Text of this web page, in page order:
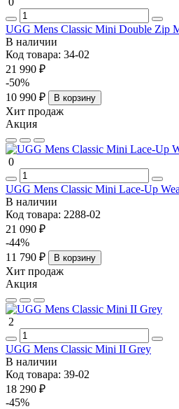
UGG Mens Classic Mini Double Zip
В наличии
Код товара: 34-02
21 990 ₽
-50%
10 990 ₽
В корзину
Хит продаж
Акция
0
UGG Mens Classic Mini Lace-Up
В наличии
Код товара: 2288-02
21 090 ₽
-44%
11 790 ₽
В корзину
Хит продаж
Акция
2
UGG Mens Classic Mini II Grey
В наличии
Код товара: 39-02
18 290 ₽
-45%